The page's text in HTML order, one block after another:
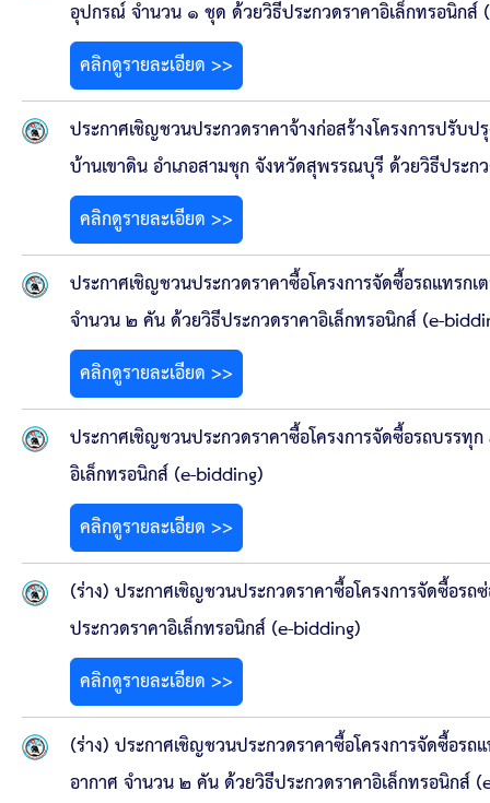
รายการ อบจ.สัมพันธ์
กิจกรรม
ข่าวประชาสัมพันธ์
ประกาศจัดซื้อ-จัดจ้าง
ประกาศจัดซื้อ-จัดจ้างภาครัฐ
รายงานผู้ใช้บริการกล้อง CCTV
ข้อมูลการเลือกตั้ง
นโยบายคุ้มครองข้อมูลส่วนบุคคล
ผลงาน
มาตรฐานกำหนดตำแหน่ง
VDO Present
ประกาศแผนการจัดซื้อจัดจ้าง
ประกาศแผนการจัดหาพัสดุ
อุปกรณ์ จำนวน ๑ ชุด ด้วยวิธีประกวดราคาอิเล็กทรอนิกส์
คลิกดูรายละเอียด >>
ประกาศเชิญชวนประกวดราคาจ้างก่อสร้างโครงการปรั
บ้านเขาดิน อำเภอสามชุก จังหวัดสุพรรณบุรี ด้วยวิธีประ
คลิกดูรายละเอียด >>
ประกาศเชิญชวนประกวดราคาซื้อโครงการจัดซื้อรถแทร
จำนวน ๒ คัน ด้วยวิธีประกวดราคาอิเล็กทรอนิกส์ (e-
คลิกดูรายละเอียด >>
ประกาศเชิญชวนประกวดราคาซื้อโครงการจัดซื้อรถบรร
อิเล็กทรอนิกส์ (e-bidding)
คลิกดูรายละเอียด >>
(ร่าง) ประกาศเชิญชวนประกวดราคาซื้อโครงการจัดซื้อ
ประกวดราคาอิเล็กทรอนิกส์ (e-bidding)
คลิกดูรายละเอียด >>
(ร่าง) ประกาศเชิญชวนประกวดราคาซื้อโครงการจัดซื้อ
อากาศ จำนวน ๒ คัน ด้วยวิธีประกวดราคาอิเล็กทรอนิกส์